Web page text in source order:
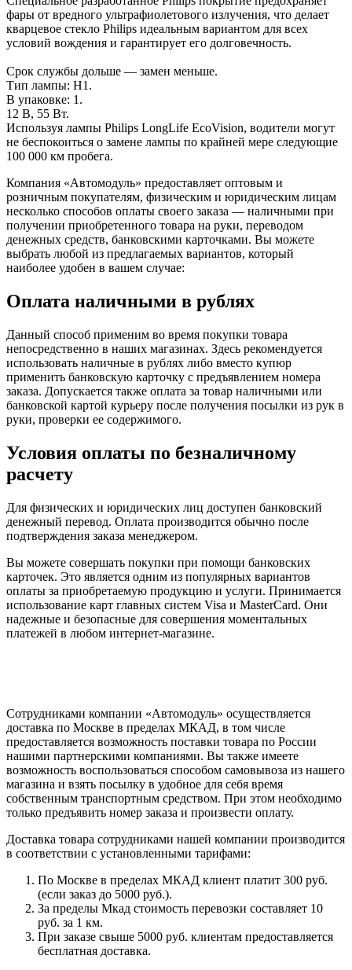
фары от вредного ‎ультрафиолетового излучения, что делает
кварцевое стекло Philips идеальным вариантом ‎для всех
условий вождения и гарантирует его долговечность.
Срок службы дольше — замен меньше.
Тип лампы: H1.
В упаковке: 1.
12 В, 55 Вт.
Используя лампы Philips LongLife EcoVision, водители могут
не беспокоиться о замене лампы по крайней мере следующие
100 000 км пробега.
Компания «Автомодуль» предоставляет оптовым и
розничным покупателям, физическим и юридическим лицам
несколько способов оплаты своего заказа — наличными при
получении приобретенного товара на руки, переводом
денежных средств, банковскими карточками. Вы можете
выбрать любой из предлагаемых вариантов, который
наиболее удобен в вашем случае:
Оплата наличными в рублях
Данный способ применим во время покупки товара
непосредственно в наших магазинах. Здесь рекомендуется
использовать наличные в рублях либо вместо купюр
применить банковскую карточку с предъявлением номера
заказа. Допускается также оплата за товар наличными или
банковской картой курьеру после получения посылки из рук в
руки, проверки ее содержимого.
Условия оплаты по безналичному
расчету
Для физических и юридических лиц доступен банковский
денежный перевод. Оплата производится обычно после
подтверждения заказа менеджером.
Вы можете совершать покупки при помощи банковских
карточек. Это является одним из популярных вариантов
оплаты за приобретаемую продукцию и услуги. Принимается
использование карт главных систем Visa и MasterCard. Они
надежные и безопасные для совершения моментальных
платежей в любом интернет-магазине.
Сотрудниками компании «Автомодуль» осуществляется
доставка по Москве в пределах МКАД, в том числе
предоставляется возможность поставки товара по России
нашими партнерскими компаниями. Вы также имеете
возможность воспользоваться способом самовывоза из нашего
магазина и взять посылку в удобное для себя время
собственным транспортным средством. При этом необходимо
только предъявить номер заказа и произвести оплату.
Доставка товара сотрудниками нашей компании производится
в соответствии с установленными тарифами:
По Москве в пределах МКАД клиент платит 300 руб.
(если заказ до 5000 руб.).
За пределы Мкад стоимость перевозки составляет 10
руб. за 1 км.
При заказе свыше 5000 руб. клиентам предоставляется
бесплатная доставка.